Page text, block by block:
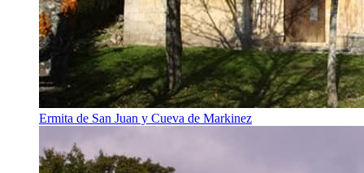
Ermita de San Juan y Cueva de Markinez